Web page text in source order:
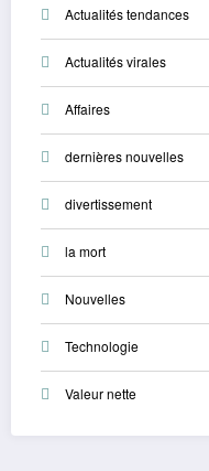
Actualités tendances
Actualités virales
Affaires
dernières nouvelles
divertissement
la mort
Nouvelles
Technologie
Valeur nette